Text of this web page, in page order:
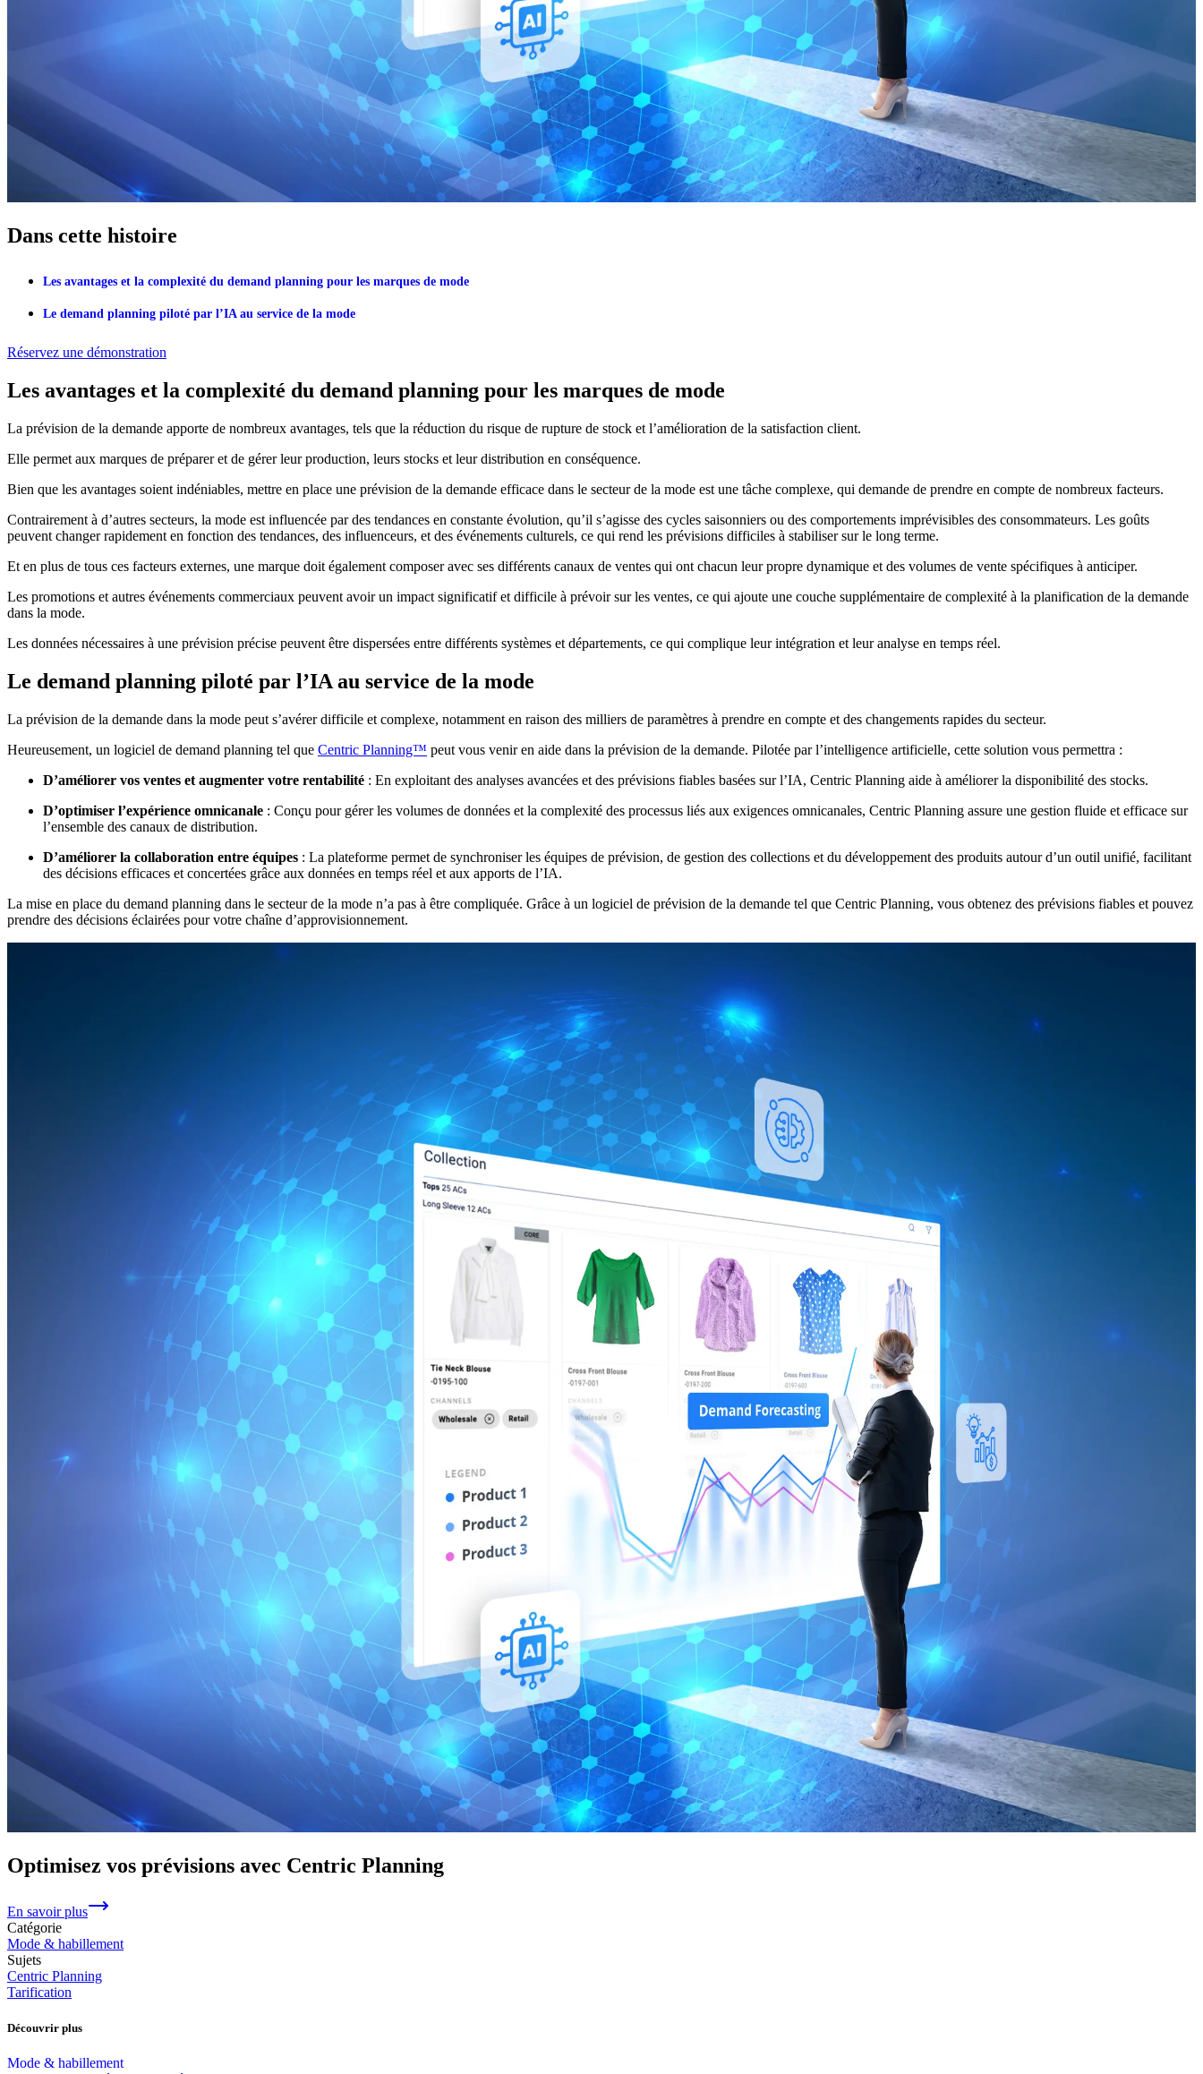
Dans cette histoire
Les avantages et la complexité du demand planning pour les marques de mode
Le demand planning piloté par l’IA au service de la mode
Réservez une démonstration
Les avantages et la complexité du demand planning pour les marques de mode
La prévision de la demande apporte de nombreux avantages, tels que la réduction du risque de rupture de stock et l’amélioration de la satisfaction client.
Elle permet aux marques de préparer et de gérer leur production, leurs stocks et leur distribution en conséquence.
Bien que les avantages soient indéniables, mettre en place une prévision de la demande efficace dans le secteur de la mode est une tâche complexe, qui demande de prendre en compte de nombreux facteurs.
Contrairement à d’autres secteurs, la mode est influencée par des tendances en constante évolution, qu’il s’agisse des cycles saisonniers ou des comportements imprévisibles des consommateurs. Les goûts
peuvent changer rapidement en fonction des tendances, des influenceurs, et des événements culturels, ce qui rend les prévisions difficiles à stabiliser sur le long terme.
Et en plus de tous ces facteurs externes, une marque doit également composer avec ses différents canaux de ventes qui ont chacun leur propre dynamique et des volumes de vente spécifiques à anticiper.
Les promotions et autres événements commerciaux peuvent avoir un impact significatif et difficile à prévoir sur les ventes, ce qui ajoute une couche supplémentaire de complexité à la planification de la demande
dans la mode.
Les données nécessaires à une prévision précise peuvent être dispersées entre différents systèmes et départements, ce qui complique leur intégration et leur analyse en temps réel.
Le demand planning piloté par l’IA au service de la mode
La prévision de la demande dans la mode peut s’avérer difficile et complexe, notamment en raison des milliers de paramètres à prendre en compte et des changements rapides du secteur.
Heureusement, un logiciel de demand planning tel que Centric Planning™ peut vous venir en aide dans la prévision de la demande. Pilotée par l’intelligence artificielle, cette solution vous permettra :
D’améliorer vos ventes et augmenter votre rentabilité : En exploitant des analyses avancées et des prévisions fiables basées sur l’IA, Centric Planning aide à améliorer la disponibilité des stocks.
D’optimiser l’expérience omnicanale : Conçu pour gérer les volumes de données et la complexité des processus liés aux exigences omnicanales, Centric Planning assure une gestion fluide et efficace sur
l’ensemble des canaux de distribution.
D’améliorer la collaboration entre équipes : La plateforme permet de synchroniser les équipes de prévision, de gestion des collections et du développement des produits autour d’un outil unifié, facilitant
des décisions efficaces et concertées grâce aux données en temps réel et aux apports de l’IA.
La mise en place du demand planning dans le secteur de la mode n’a pas à être compliquée. Grâce à un logiciel de prévision de la demande tel que Centric Planning, vous obtenez des prévisions fiables et pouvez
prendre des décisions éclairées pour votre chaîne d’approvisionnement.
Optimisez vos prévisions avec Centric Planning
En savoir plus
Catégorie
Mode & habillement
Sujets
Centric Planning
Tarification
Découvrir plus
Mode & habillement